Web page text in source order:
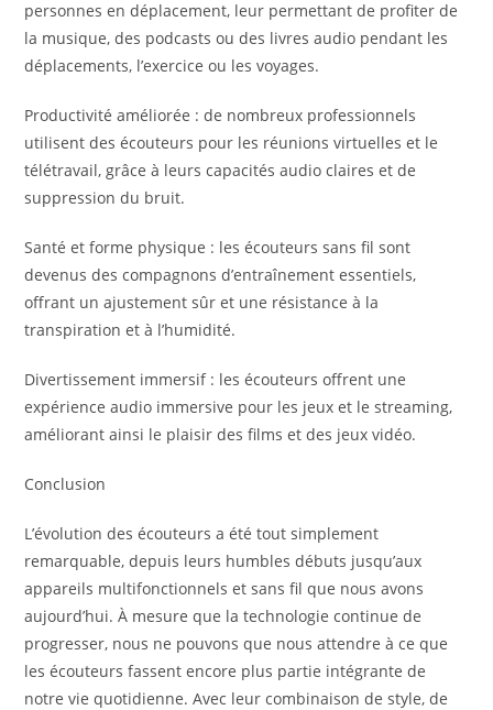
personnes en déplacement, leur permettant de profiter de
la musique, des podcasts ou des livres audio pendant les
déplacements, l’exercice ou les voyages.
Productivité améliorée : de nombreux professionnels
utilisent des écouteurs pour les réunions virtuelles et le
télétravail, grâce à leurs capacités audio claires et de
suppression du bruit.
Santé et forme physique : les écouteurs sans fil sont
devenus des compagnons d’entraînement essentiels,
offrant un ajustement sûr et une résistance à la
transpiration et à l’humidité.
Divertissement immersif : les écouteurs offrent une
expérience audio immersive pour les jeux et le streaming,
améliorant ainsi le plaisir des films et des jeux vidéo.
Conclusion
L’évolution des écouteurs a été tout simplement
remarquable, depuis leurs humbles débuts jusqu’aux
appareils multifonctionnels et sans fil que nous avons
aujourd’hui. À mesure que la technologie continue de
progresser, nous ne pouvons que nous attendre à ce que
les écouteurs fassent encore plus partie intégrante de
notre vie quotidienne. Avec leur combinaison de style, de